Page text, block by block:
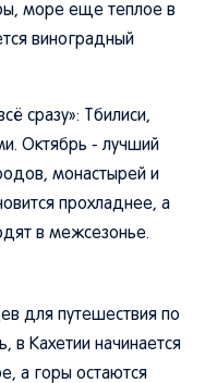
море еще теплое в
виноградный
сразу»: Тбилиси,
Октябрь - лучший
монастырей и
прохладнее, а
в межсезонье.
для путешествия по
в Кахетии начинается
а горы остаются